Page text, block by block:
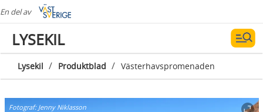
En del av
LYSEKIL
Lysekil / Produktblad / Västerhavspromenaden
Fotograf: Jenny Niklasson